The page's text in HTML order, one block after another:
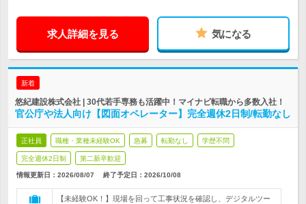
求人詳細を見る 気になる
新着
悠紀建設株式会社 | 30代若手専務も活躍中！マイナビ転職から多数入社！
官公庁や法人向け【図面オペレーター】完全週休2日制/転勤なし
正社員 職種・業種未経験OK 急募 転勤なし 学歴不問
完全週休2日制 第二新卒歓迎
情報更新日：2026/08/07 終了予定日： 2026/10/08
【未経験OK！】現場を回って工事状況を確認し、デジタルツー